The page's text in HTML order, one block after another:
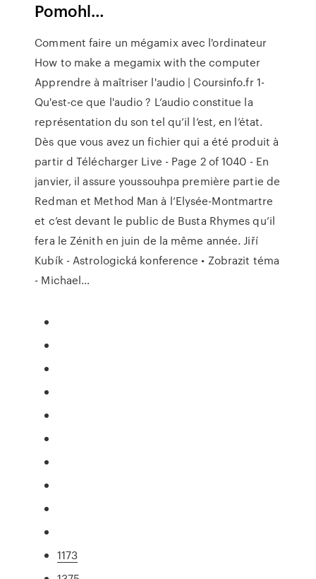
Pomohl…
Comment faire un mégamix avec l'ordinateur
How to make a megamix with the computer
Apprendre à maîtriser l'audio | Coursinfo.fr1-
Qu'est-ce que l'audio ? L’audio constitue la
représentation du son tel qu’il l’est, en l’état.
Dès que vous avez un fichier qui a été produit à
partir dTélécharger Live - Page 2 of 1040 -En
janvier, il assure youssouhpa première partie de
Redman et Method Man à l’Elysée-Montmartre
et c’est devant le public de Busta Rhymes qu’il
fera le Zénith en juin de la même année.Jiří
Kubík - Astrologická konference • Zobrazit téma
- Michael…
1173